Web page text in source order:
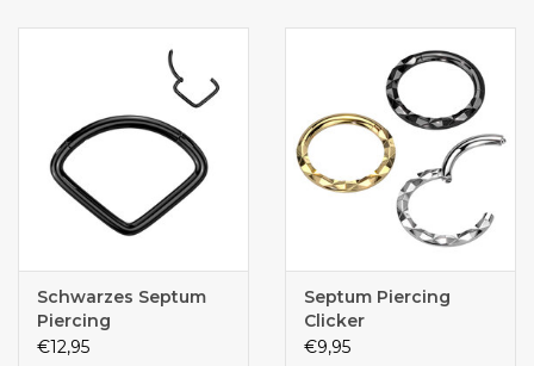
Schwarzes Septum
Piercing
€12,95
Septum Piercing
Clicker
€9,95